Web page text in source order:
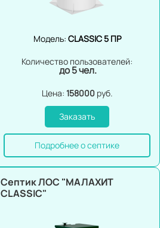
Модель: CLASSIC 5 ПР
Количество пользователей:
до 5 чел.
Цена: 158000 руб.
Заказать
Подробнее о септике
Септик ЛОС "МАЛАХИТ
CLASSIC"